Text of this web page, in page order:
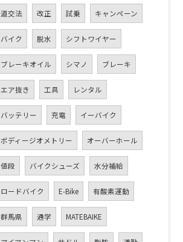
道交法 改正 試乗 キャンペーン
バイク 脱水 シフトワイヤー
ブレーキオイル シマノ ブレーキ
エア抜き 工具 レンタル
バッテリー 充電 イーバイク
ボディージオメトリー オーバーホール
値段 バイクシューズ 水分補給
ロードバイク E-Bike 有酸素運動
群馬県 通学 MATEBAIKE